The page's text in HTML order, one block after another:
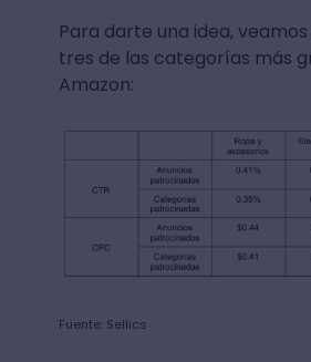
Para darte una idea,
tres de las categorías más
Amazon:
Fuente: Sellics